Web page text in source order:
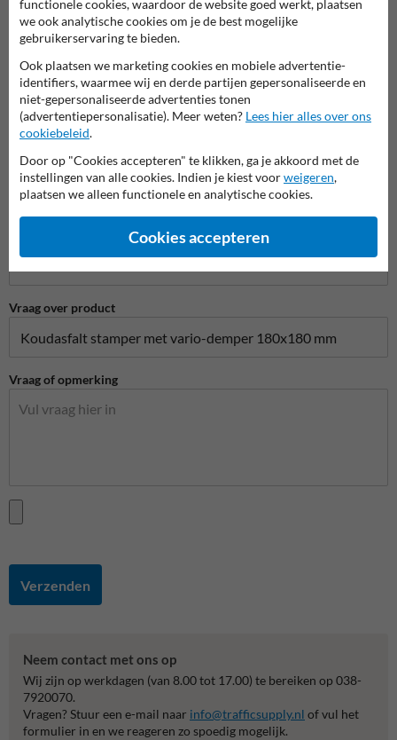
Naam*
Bedrijfsnaam
E-mailadres*
Vraag over product
Vraag of opmerking
Verzenden
Neem contact met ons op
Wij zijn op werkdagen (van 8.00 tot 17.00) te bereiken op 038-
7920070.
Vragen? Stuur een e-mail naar info@trafficsupply.nl of vul het
formulier in en we reageren zo spoedig mogelijk.
functionele cookies, waardoor de website goed werkt, plaatsen
we ook analytische cookies om je de best mogelijke
gebruikerservaring te bieden.
Ook plaatsen we marketing cookies en mobiele advertentie-
identifiers, waarmee wij en derde partijen gepersonaliseerde en
niet-gepersonaliseerde advertenties tonen
(advertentiepersonalisatie). Meer weten? Lees hier alles over ons
cookiebeleid.
Door op "Cookies accepteren" te klikken, ga je akkoord met de
instellingen van alle cookies. Indien je kiest voorweigeren,
plaatsen we alleen functionele en analytische cookies.
Cookies accepteren